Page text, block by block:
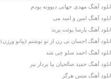
آهنگ مهدی جهانی دیوونه بودم
آهنگ امین و امید می
آهنگ پارسا پوئت پرید
آهنگ احسان نی زن از تو نوشتم (پیانو ورژن)
آهنگ احمد سلو چی شد
آهنگ حمید صالحیان بیا بردار ببر
آهنگ منس هرگز